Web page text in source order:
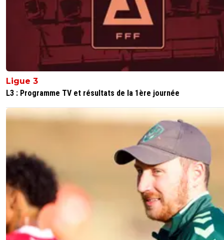
Ligue 3
L3 : Programme TV et résultats de la 1ère journée